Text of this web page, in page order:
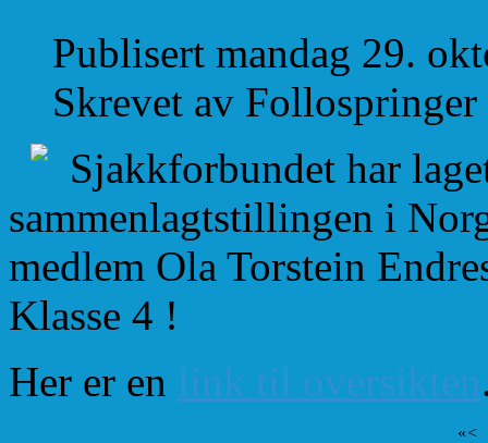
Publisert mandag 29.
Skrevet av Follospringer
Sjakkforbundet har
sammenlagtstillingen i
medlem Ola Torstein
Klasse 4 !
Her er en link til oversikten
«<